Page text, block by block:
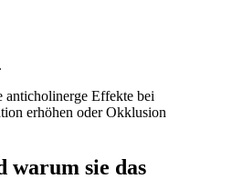
anticholinerge Effekte bei
⁣erhöhen ‌oder Okklusion
warum sie das⁢